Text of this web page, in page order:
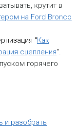
крутит в
на Ford Bronco
"Как
сцепления".
горячего
и разобрать